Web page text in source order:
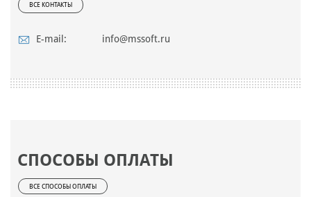
ВСЕ КОНТАКТЫ
E-mail: info@mssoft.ru
СПОСОБЫ ОПЛАТЫ
ВСЕ СПОСОБЫ ОПЛАТЫ